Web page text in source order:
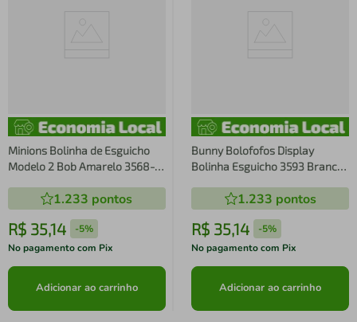
Minions Bolinha de Esguicho
Modelo 2 Bob Amarelo 3568-
1.233 pontos
R$ 35,14 -5%
No pagamento com Pix
Adicionar ao carrinho
Bunny Bolofofos Display
Bolinha Esguicho 3593 Branco
1.233 pontos
R$ 35,14 -5%
No pagamento com Pix
Adicionar ao carrinho